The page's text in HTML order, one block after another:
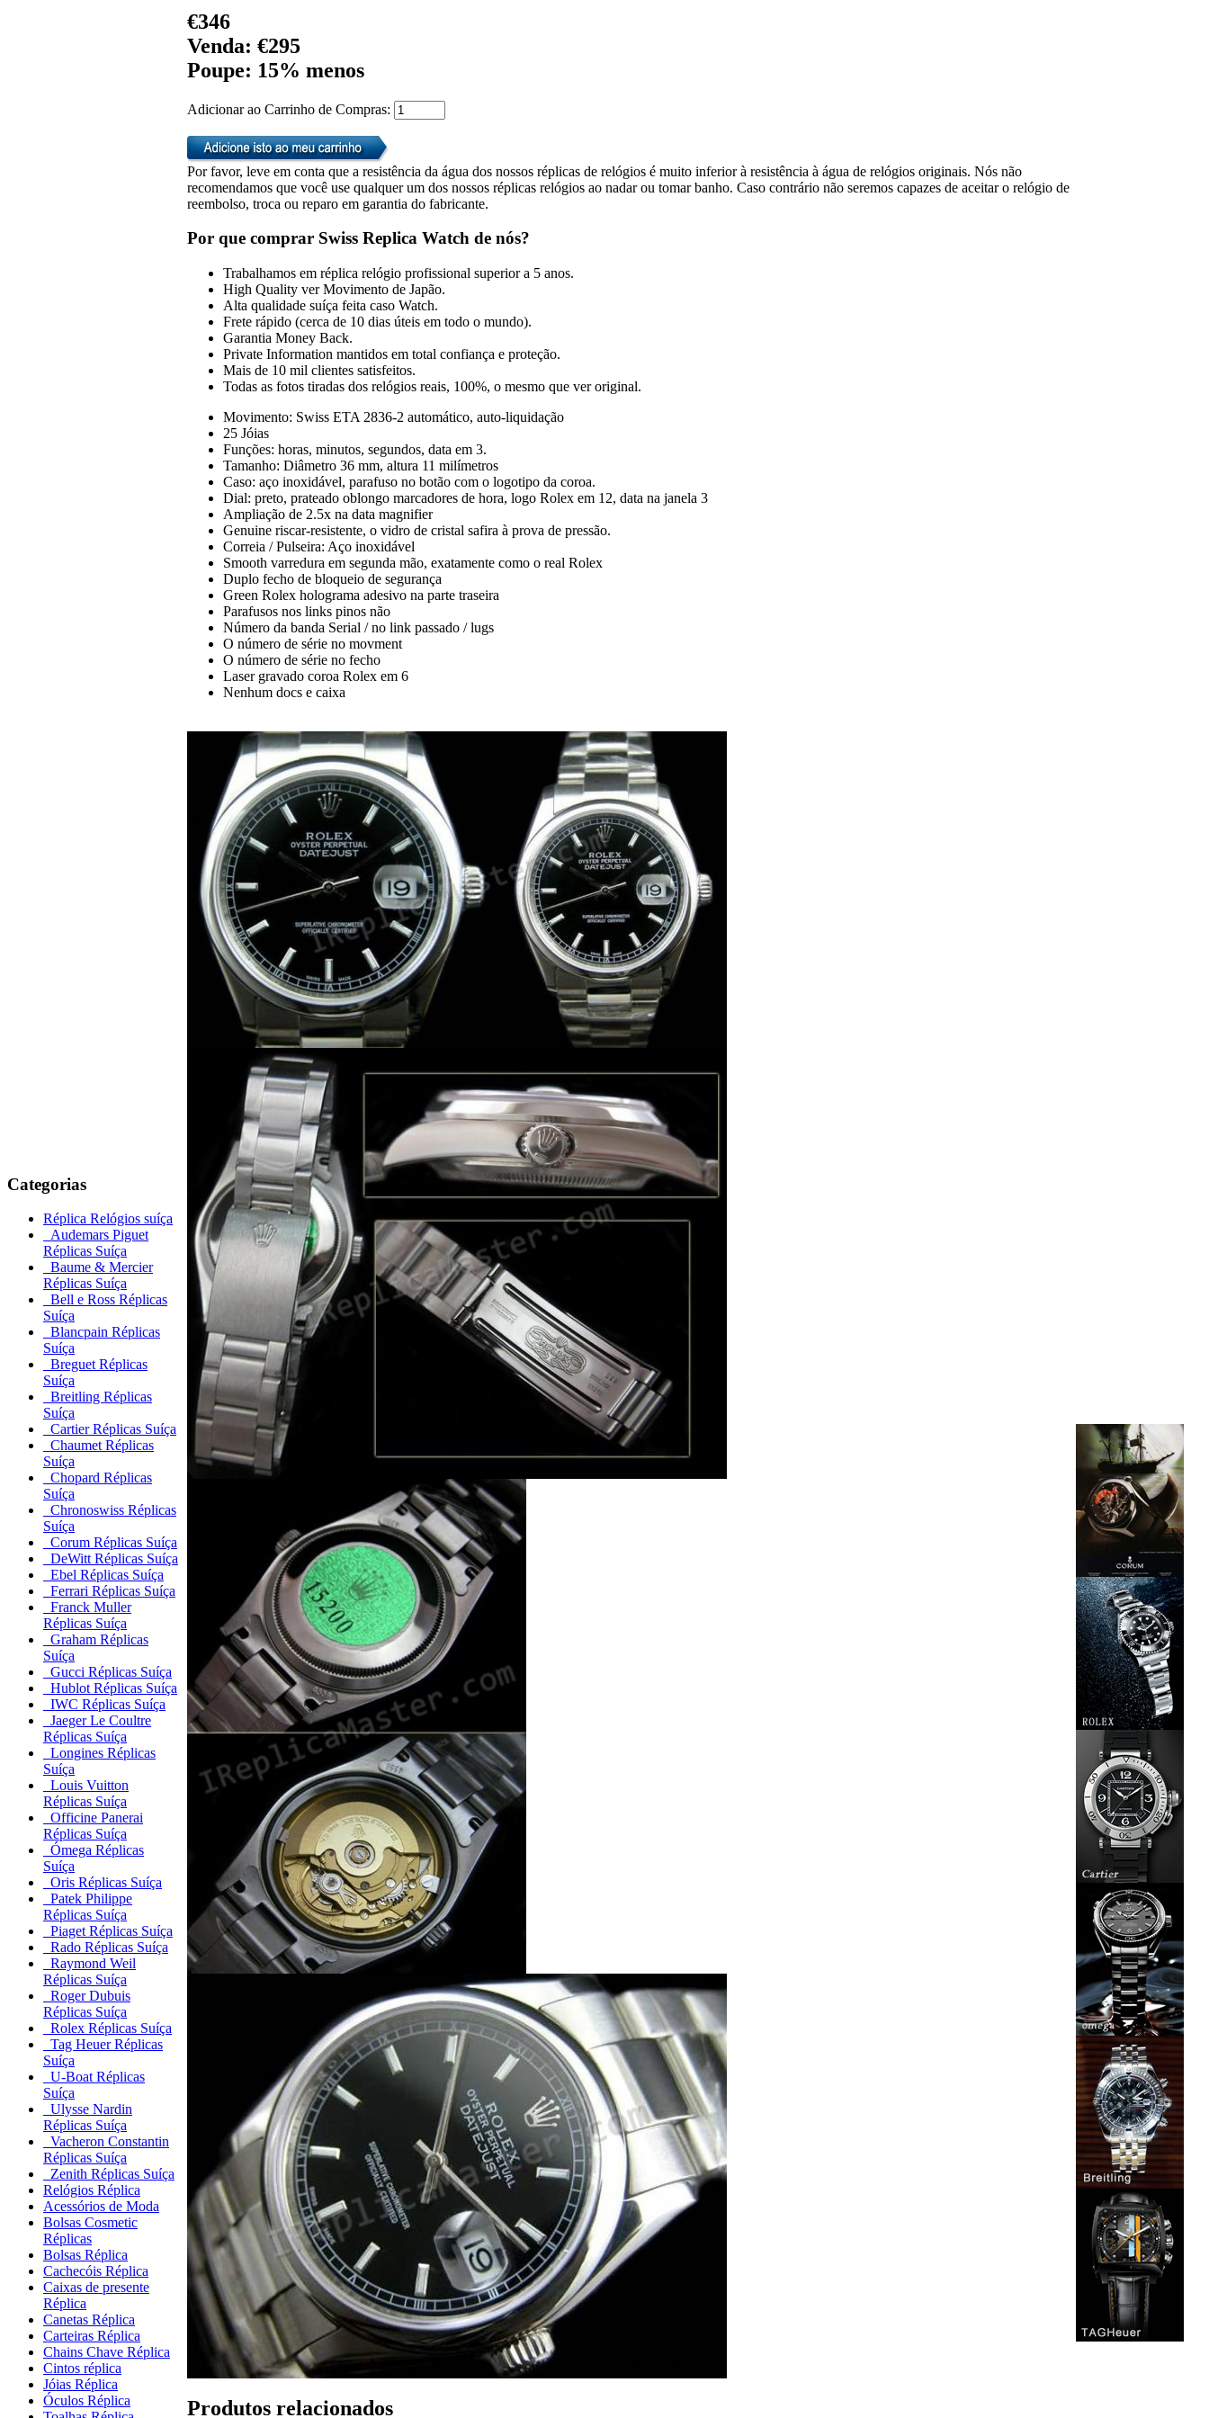
Categorias
Réplica Relógios suíça
Audemars Piguet
Réplicas Suíça
Baume & Mercier
Réplicas Suíça
Bell e Ross Réplicas
Suíça
Blancpain Réplicas
Suíça
Breguet Réplicas
Suíça
Breitling Réplicas
Suíça
Cartier Réplicas Suíça
Chaumet Réplicas
Suíça
Chopard Réplicas
Suíça
Chronoswiss Réplicas
Suíça
Corum Réplicas Suíça
DeWitt Réplicas Suíça
Ebel Réplicas Suíça
Ferrari Réplicas Suíça
Franck Muller
Réplicas Suíça
Graham Réplicas
Suíça
Gucci Réplicas Suíça
Hublot Réplicas Suíça
IWC Réplicas Suíça
Jaeger Le Coultre
Réplicas Suíça
Longines Réplicas
Suíça
Louis Vuitton
Réplicas Suíça
Officine Panerai
Réplicas Suíça
Ómega Réplicas
Suíça
Oris Réplicas Suíça
Patek Philippe
Réplicas Suíça
Piaget Réplicas Suíça
Rado Réplicas Suíça
Raymond Weil
Réplicas Suíça
Roger Dubuis
Réplicas Suíça
Rolex Réplicas Suíça
Tag Heuer Réplicas
Suíça
U-Boat Réplicas
Suíça
Ulysse Nardin
Réplicas Suíça
Vacheron Constantin
Réplicas Suíça
Zenith Réplicas Suíça
Relógios Réplica
Acessórios de Moda
Bolsas Cosmetic
Réplicas
Bolsas Réplica
Cachecóis Réplica
Caixas de presente
Réplica
Canetas Réplica
Carteiras Réplica
Chains Chave Réplica
Cintos réplica
Jóias Réplica
Óculos Réplica
€346
Venda: €295
Poupe: 15% menos
Adicionar ao Carrinho de Compras:
Por favor, leve em conta que a resistência da água dos nossos réplicas de relógios é muito inferior à resistência à água de relógios originais. Nós não
recomendamos que você use qualquer um dos nossos réplicas relógios ao nadar ou tomar banho. Caso contrário não seremos capazes de aceitar o relógio de
reembolso, troca ou reparo em garantia do fabricante.
Por que comprar Swiss Replica Watch de nós?
Trabalhamos em réplica relógio profissional superior a 5 anos.
High Quality ver Movimento de Japão.
Alta qualidade suíça feita caso Watch.
Frete rápido (cerca de 10 dias úteis em todo o mundo).
Garantia Money Back.
Private Information mantidos em total confiança e proteção.
Mais de 10 mil clientes satisfeitos.
Todas as fotos tiradas dos relógios reais, 100%, o mesmo que ver original.
Movimento: Swiss ETA 2836-2 automático, auto-liquidação
25 Jóias
Funções: horas, minutos, segundos, data em 3.
Tamanho: Diâmetro 36 mm, altura 11 milímetros
Caso: aço inoxidável, parafuso no botão com o logotipo da coroa.
Dial: preto, prateado oblongo marcadores de hora, logo Rolex em 12, data na janela 3
Ampliação de 2.5x na data magnifier
Genuine riscar-resistente, o vidro de cristal safira à prova de pressão.
Correia / Pulseira: Aço inoxidável
Smooth varredura em segunda mão, exatamente como o real Rolex
Duplo fecho de bloqueio de segurança
Green Rolex holograma adesivo na parte traseira
Parafusos nos links pinos não
Número da banda Serial / no link passado / lugs
O número de série no movment
O número de série no fecho
Laser gravado coroa Rolex em 6
Nenhum docs e caixa
Produtos relacionados